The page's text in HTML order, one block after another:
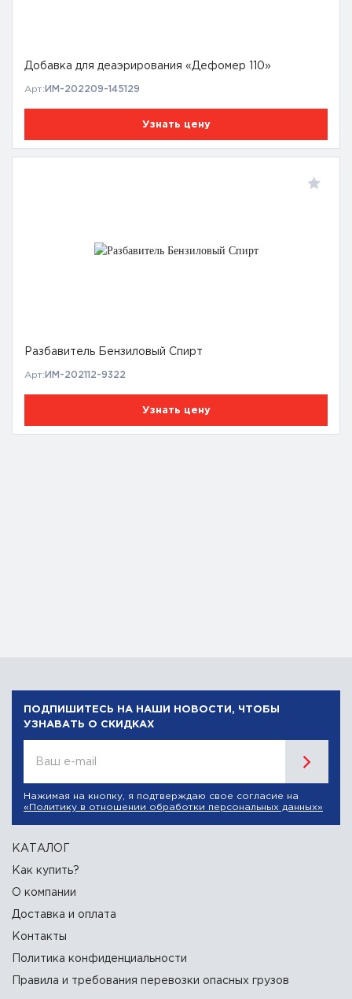
Добавка для деаэрирования «Дефомер 110»
Арт: ИМ-202209-145129
Узнать цену
Разбавитель Бензиловый Спирт
Арт: ИМ-202112-9322
Узнать цену
ПОДПИШИТЕСЬ НА НАШИ НОВОСТИ, ЧТОБЫ
УЗНАВАТЬ О СКИДКАХ
Ваш e-mail
Нажимая на кнопку, я подтверждаю свое согласие на
«Политику в отношении обработки персональных данных»
КАТАЛОГ
Как купить?
О компании
Доставка и оплата
Контакты
Политика конфиденциальности
Правила и требования перевозки опасных грузов